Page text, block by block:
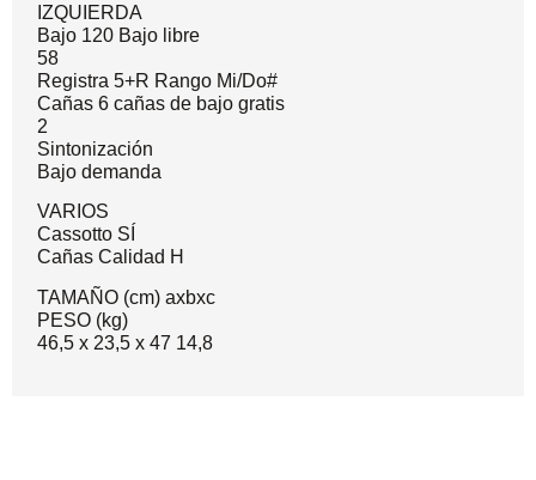
IZQUIERDA
Bajo 120 Bajo libre
58
Registra 5+R Rango Mi/Do#
Cañas 6 cañas de bajo gratis
2
Sintonización
Bajo demanda
VARIOS
Cassotto SÍ
Cañas Calidad H
TAMAÑO (cm) axbxc
PESO (kg)
46,5 x 23,5 x 47 14,8